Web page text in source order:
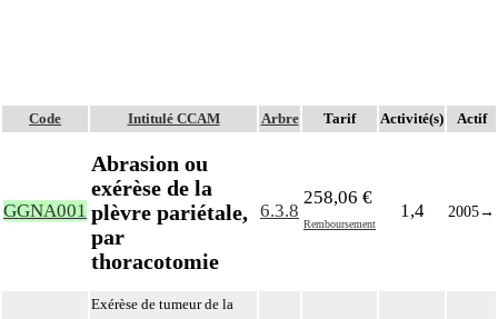
Code Intitulé CCAM Arbre Tarif Activité(s) Actif
GGNA001
Abrasion ou
exérèse de la
plèvre pariétale,
par
thoracotomie
6.3.8
258,06 €
Remboursement
1,4 2005→
Exérèse de tumeur de la